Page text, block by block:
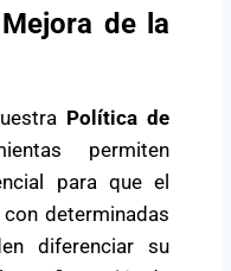
de la
Política de
permiten
para que el
determinadas
diferenciar su